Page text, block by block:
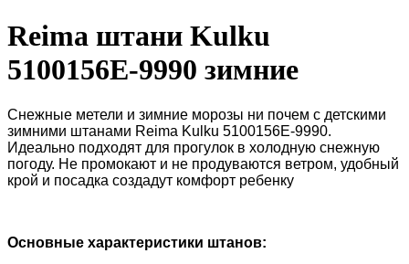
Reima штани Kulku
5100156E-9990 зимние
Снежные метели и зимние морозы ни почем с детскими
зимними штанами Reima Kulku 5100156E-9990.
Идеально подходят для прогулок в холодную снежную
погоду. Не промокают и не продуваются ветром, удобный
крой и посадка создадут комфорт ребенку
Основные характеристики штанов: